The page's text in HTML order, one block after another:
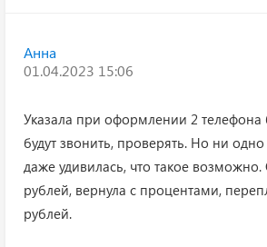
Анна
01.04.2023 15:06
Указала при оформлении 2 телефона
будут звонить, проверять. Но ни
даже удивилась, что такое
рублей, вернула с процентами,
рублей.